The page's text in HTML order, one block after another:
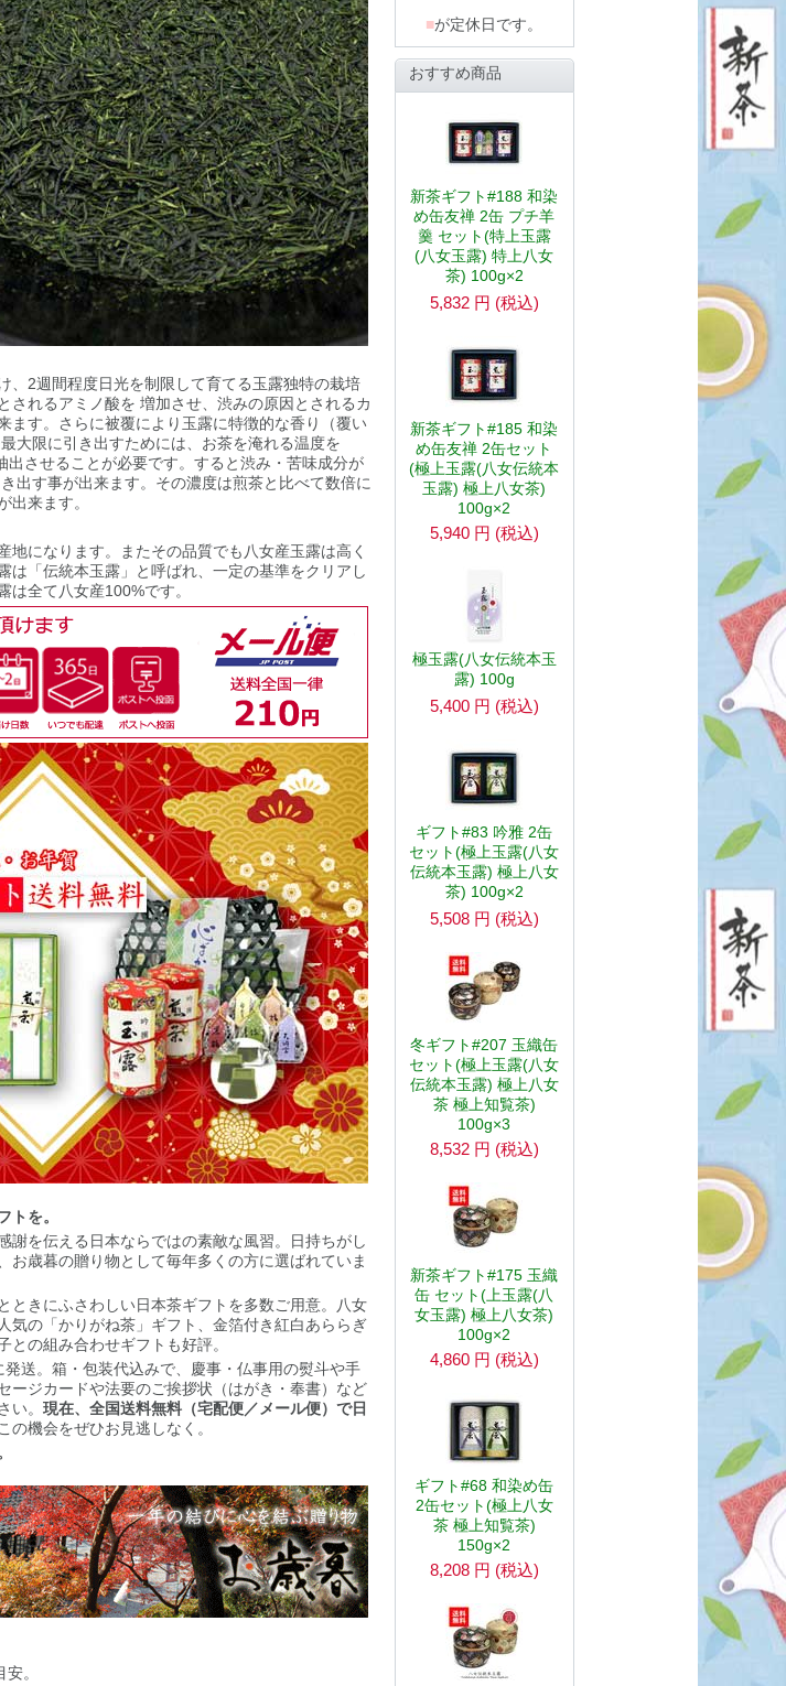
、2週間程度日光を制限して育てる玉露独特の栽培
されるアミノ酸を 増加させ、渋みの原因とされるカ
ます。さらに被覆により玉露に特徴的な香り（覆い
大限に引き出すためには、お茶を淹れる温度を
させることが必要です。すると渋み・苦味成分が
出す事が出来ます。その濃度は煎茶と比べて数倍に
出来ます。
になります。またその品質でも八女産玉露は高く
は「伝統本玉露」と呼ばれ、一定の基準をクリアし
は全て八女産100%です。
トを。
謝を伝える日本ならではの素敵な風習。日持ちがし
お歳暮の贈り物として毎年多くの方に選ばれていま
ときにふさわしい日本茶ギフトを多数ご用意。八女
気の「かりがね茶」ギフト、金箔付き紅白あららぎ
の組み合わせギフトも好評。
送。箱・包装代込みで、慶事・仏事用の熨斗や手
ージカードや法要のご挨拶状（はがき・奉書）など
い。 現在、全国送料無料（宅配便／メール便）で日
の機会をぜひお見逃しなく。
。
■が定休日です。
おすすめ商品
新茶ギフト#188 和染
め缶友禅 2缶 プチ羊
羹 セット(特上玉露
(八女玉露) 特上八女
茶) 100g×2
5,832 円 (税込)
新茶ギフト#185 和染
め缶友禅 2缶セット
(極上玉露(八女伝統本
玉露) 極上八女茶)
100g×2
5,940 円 (税込)
極玉露(八女伝統本玉
露) 100g
5,400 円 (税込)
ギフト#83 吟雅 2缶
セット(極上玉露(八女
伝統本玉露) 極上八女
茶) 100g×2
5,508 円 (税込)
冬ギフト#207 玉織缶
セット(極上玉露(八女
伝統本玉露) 極上八女
茶 極上知覧茶)
100g×3
8,532 円 (税込)
新茶ギフト#175 玉織
缶 セット(上玉露(八
女玉露) 極上八女茶)
100g×2
4,860 円 (税込)
ギフト#68 和染め缶
2缶セット(極上八女
茶 極上知覧茶)
150g×2
8,208 円 (税込)